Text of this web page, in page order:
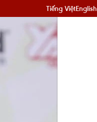
Tiếng ViệtEnglish